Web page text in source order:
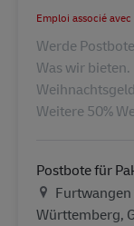
Werde
Was wir
Weitere 50%
Postbote für
Lieu
Württemberg,